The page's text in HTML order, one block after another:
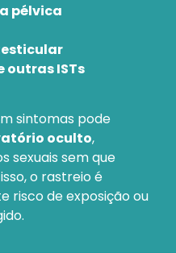
pélvica
outras ISTs
sintomas pode
oculto,
sexuais sem que
o rastreio é
risco de exposição ou